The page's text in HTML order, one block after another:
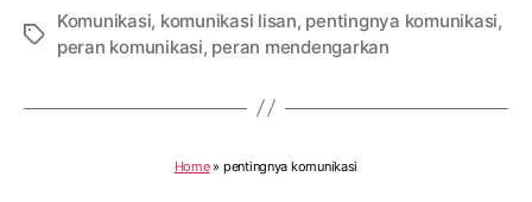
Tags
Komunikasi, komunikasi lisan, pentingnya komunikasi,
peran komunikasi, peran mendengarkan
Home» pentingnya komunikasi